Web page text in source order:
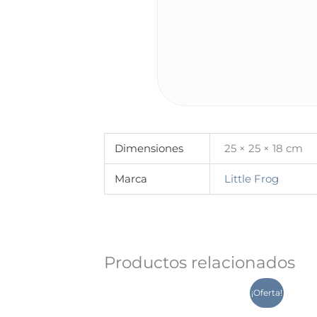
Dimensiones 25 × 25 × 18 cm
Marca Little Frog
Productos relacionados
¡Oferta!
precio